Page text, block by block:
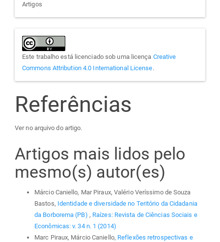
Artigos
Este trabalho está licenciado sob uma licença Creative
Commons Attribution 4.0 International License.
Referências
Ver no arquivo do artigo.
Artigos mais lidos pelo
mesmo(s) autor(es)
Márcio Caniello, Mar Piraux, Valério Veríssimo de Souza
Bastos, Identidade e diversidade no Teritório da Cidadania
da Borborema (PB) , Raízes: Revista de Ciências Sociais e
Econômicas: v. 34 n. 1 (2014)
Marc Piraux, Márcio Caniello, Reflexões retrospectivas e